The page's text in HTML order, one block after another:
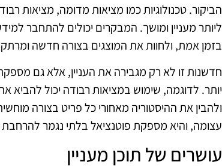
הביקור. טכנולוגיות כמו מציאות מדומה, מציאות
ליותר מעניין ומושך. המבקרים יכולים להתחבר
בזמן אמת, ולחוות את המוצגים בצורה חדשה
חדשנות זו לא רק מגבירה את העניין, אלא גם
יותר. לדוגמה, שימוש במציאות רבודה יכול להביא
ולהבין את ההיסטוריה מאחורי כל פריט בצורה
עצומה, והיא מספקת פוטנציאל בלתי נגמר
עושרים של תוכן מעניין